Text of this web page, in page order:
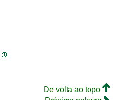
De volta ao topo